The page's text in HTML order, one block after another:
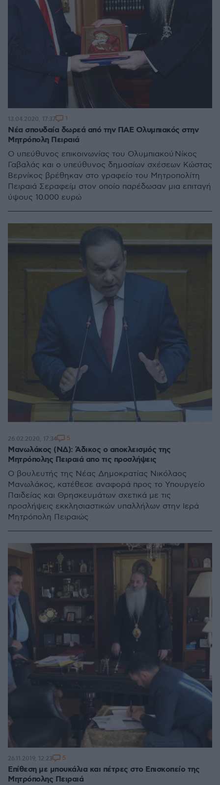
Νέα σπουδαία δωρεά από την ΠΑΕ Ολυμπιακός στην
Μητρόπολη Πειραιά
Ο υπεύθυνος επικοινωνίας του Ολυμπιακού Νίκος
Γαβαλάς και ο υπεύθυνος δημοσίων σχέσεων Κώστας
Βερνίκος βρέθηκαν στο γραφείο του Μητροπολίτη
Πειραιά Σεραφείμ στον οποίο παρέδωσαν μια επιταγή
ύψους 10.000 ευρώ
13.04.2020, 17:37 1
Μανωλάκος (ΝΔ): Άδικος ο αποκλεισμός της
Μητρόπολης Πειραιά απο τις προσλήψεις
Ο βουλευτής της Νέας Δημοκρατίας Νικόλαος
Μανωλάκος, κατέθεσε αναφορά προς το Υπουργείο
Παιδείας και Θρησκευμάτων σχετικά με τις
προσλήψεις εκκλησιαστικών υπαλλήλων στην Ιερά
Μητρόπολη Πειραιώς
26.02.2020, 17:34 5
Επίθεση με μπουκάλια και πέτρες στο Επισκοπείο της
Μητρόπολης Πειραιά
26.11.2019, 12:23 5